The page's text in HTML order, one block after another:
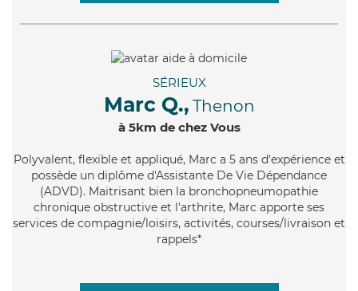
SÉRIEUX
Marc Q., Thenon
à 5km de chez Vous
Polyvalent, flexible et appliqué, Marc a 5 ans d'expérience et
possède un diplôme d'Assistante De Vie Dépendance
(ADVD). Maitrisant bien la bronchopneumopathie
chronique obstructive et l'arthrite, Marc apporte ses
services de compagnie/loisirs, activités, courses/livraison et
rappels*